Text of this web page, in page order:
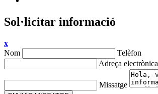
Sol·licitar informació
x
Nom
Telèfon
Adreça electrònica
Missatge